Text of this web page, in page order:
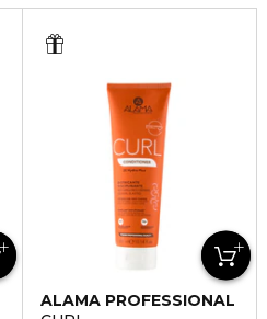
ALAMA PROFESSIONAL